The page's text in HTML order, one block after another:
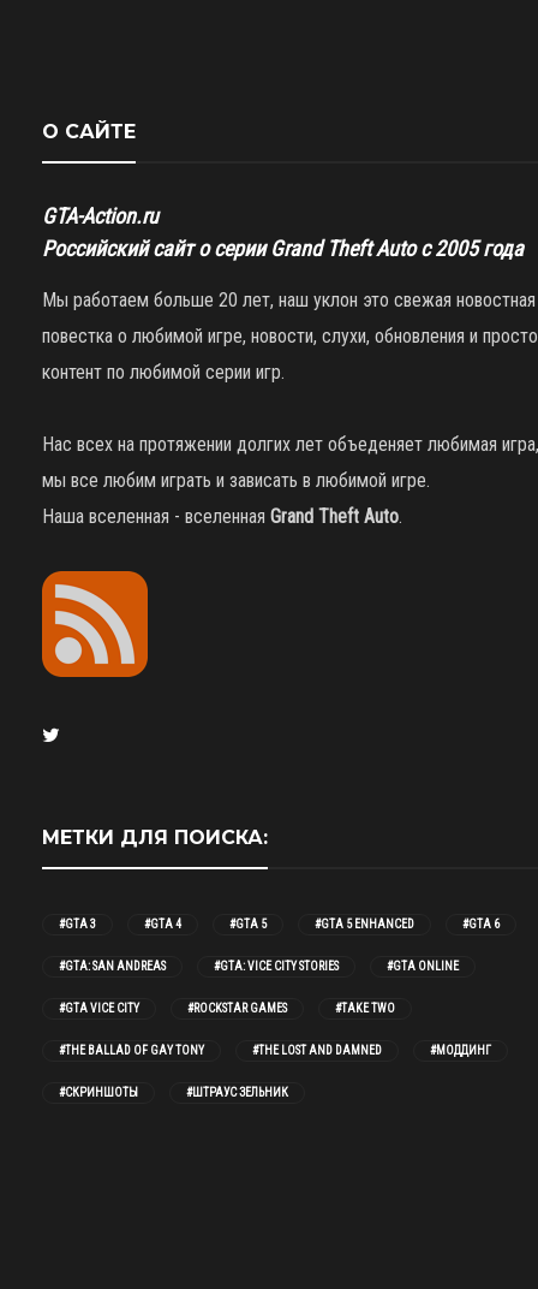
О САЙТЕ
GTA-Action.ru
Российский сайт о серии Grand Theft Auto с 2005 года
Мы работаем больше 20 лет, наш уклон это свежая новостная
повестка о любимой игре, новости, слухи, обновления и просто
контент по любимой серии игр.
Нас всех на протяжении долгих лет объеденяет любимая игра,
мы все любим играть и зависать в любимой игре.
Наша вселенная - вселенная Grand Theft Auto.
МЕТКИ ДЛЯ ПОИСКА:
#GTA 3 #GTA 4 #GTA 5 #GTA 5 ENHANCED #GTA 6
#GTA: SAN ANDREAS #GTA: VICE CITY STORIES #GTA ONLINE
#GTA VICE CITY #ROCKSTAR GAMES #TAKE TWO
#THE BALLAD OF GAY TONY #THE LOST AND DAMNED #МОДДИНГ
#СКРИНШОТЫ #ШТРАУС ЗЕЛЬНИК